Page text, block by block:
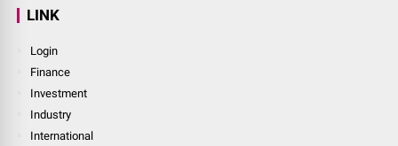
LINK
Login
Finance
Investment
Industry
International